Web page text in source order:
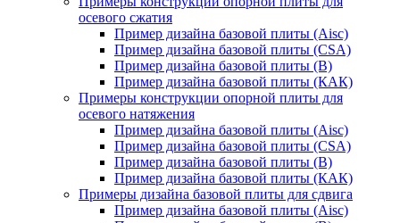
осевого сжатия
Пример дизайна базовой плиты (Aisc)
Пример дизайна базовой плиты (CSA)
Пример дизайна базовой плиты (В)
Пример дизайна базовой плиты (КАК)
Примеры конструкции опорной плиты для
осевого натяжения
Пример дизайна базовой плиты (Aisc)
Пример дизайна базовой плиты (CSA)
Пример дизайна базовой плиты (В)
Пример дизайна базовой плиты (КАК)
Примеры дизайна базовой плиты для сдвига
Пример дизайна базовой плиты (Aisc)